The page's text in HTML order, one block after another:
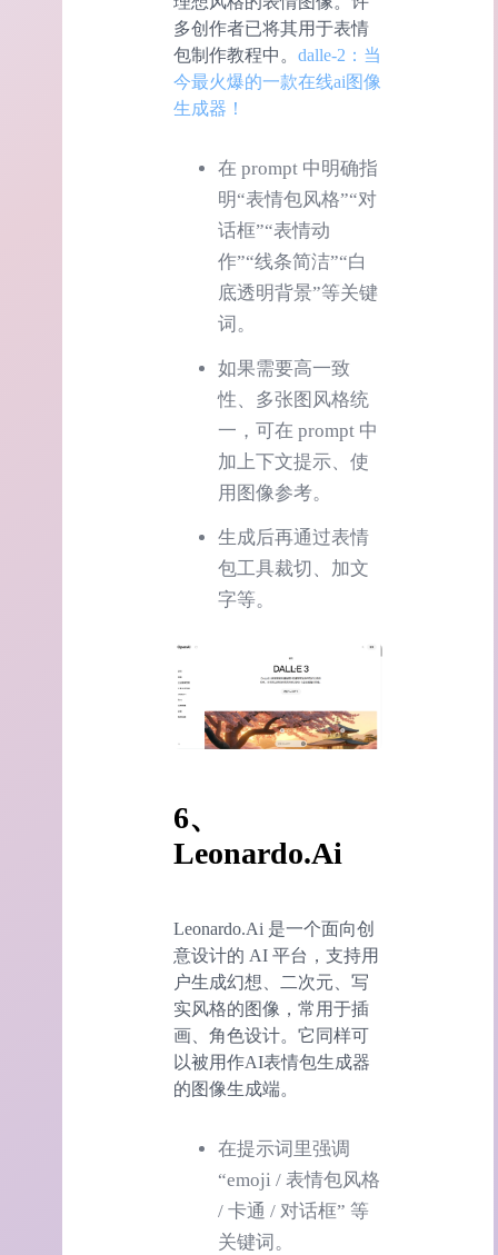
多创作者已将其用于表情
包制作教程中。 dalle-2：当
今最火爆的一款在线ai图像
生成器！
在 prompt 中明确指
明“表情包风格”“对
话框”“表情动
作”“线条简洁”“白
底透明背景”等关键
词。
如果需要高一致
性、多张图风格统
一，可在 prompt 中
加上下文提示、使
用图像参考。
生成后再通过表情
包工具裁切、加文
字等。
6、
Leonardo.Ai
Leonardo.Ai 是一个面向创
意设计的 AI 平台，支持用
户生成幻想、二次元、写
实风格的图像，常用于插
画、角色设计。它同样可
以被用作AI表情包生成器
的图像生成端。
在提示词里强调
“emoji / 表情包风格
/ 卡通 / 对话框” 等
关键词。